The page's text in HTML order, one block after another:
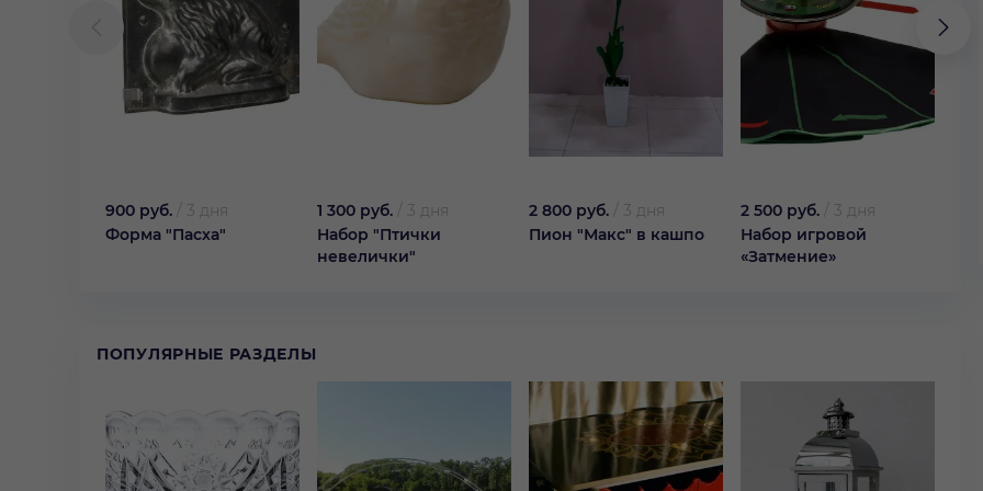
900 руб.
3 дня
Форма "Пасха"
1 300 руб.
3 дня
Набор "Птички
невелички"
2 800 руб.
3 дня
Пион "Макс" в кашпо
2 500 руб.
3 дня
Набор игровой
«Затмение»
ПОПУЛЯРНЫЕ РАЗДЕЛЫ